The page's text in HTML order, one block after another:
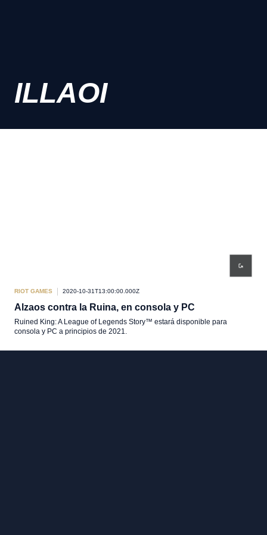
ILLAOI
RIOT GAMES 2020-10-31T13:00:00.000Z
Alzaos contra la Ruina, en consola y PC
Ruined King: A League of Legends Story™ estará disponible para
consola y PC a principios de 2021.